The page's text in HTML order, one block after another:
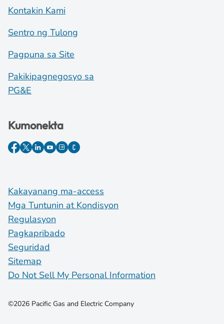
Kontakin Kami
Sentro ng Tulong
Pagpuna sa Site
Pakikipagnegosyo sa
PG&E
Kumonekta
Kakayanang ma-access
Mga Tuntunin at Kondisyon
Regulasyon
Pagkapribado
Seguridad
Sitemap
Do Not Sell My Personal Information
©2026 Pacific Gas and Electric Company